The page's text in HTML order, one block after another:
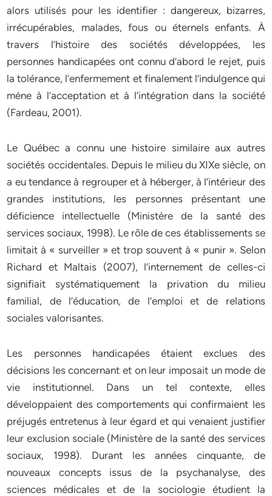
alors utilisés pour les identifier : dangereux, bizarres,
irrécupérables, malades, fous ou éternels enfants. À
travers l’histoire des sociétés développées, les
personnes handicapées ont connu d’abord le rejet, puis
la tolérance, l’enfermement et finalement l’indulgence qui
mène à l’acceptation et à l’intégration dans la société
(Fardeau, 2001).
Le Québec a connu une histoire similaire aux autres
sociétés occidentales. Depuis le milieu du XIXe siècle, on
a eu tendance à regrouper et à héberger, à l’intérieur des
grandes institutions, les personnes présentant une
déficience intellectuelle (Ministère de la santé des
services sociaux, 1998). Le rôle de ces établissements se
limitait à « surveiller » et trop souvent à « punir ». Selon
Richard et Maltais (2007), l’internement de celles-ci
signifiait systématiquement la privation du milieu
familial, de l’éducation, de l’emploi et de relations
sociales valorisantes.
Les personnes handicapées étaient exclues des
décisions les concernant et on leur imposait un mode de
vie institutionnel. Dans un tel contexte, elles
développaient des comportements qui confirmaient les
préjugés entretenus à leur égard et qui venaient justifier
leur exclusion sociale (Ministère de la santé des services
sociaux, 1998). Durant les années cinquante, de
nouveaux concepts issus de la psychanalyse, des
sciences médicales et de la sociologie étudient la